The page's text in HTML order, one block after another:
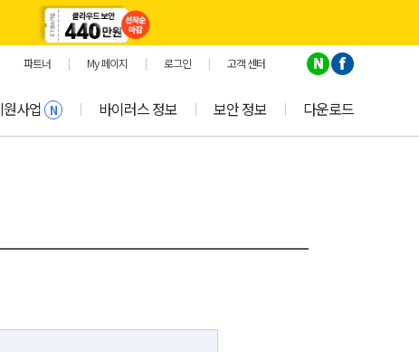
파트너 | My 페이지 | 로그인 | 고객 센터
사업 N | 바이러스 정보 | 보안 정보 | 다운로드